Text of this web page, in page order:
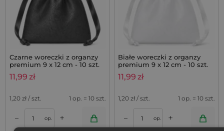
Czarne woreczki z organzy
premium 9 x 12 cm - 10 szt.
11,99 zł
1,20 zł / szt. 1 op. = 10 szt.
– op. +
Białe woreczki z organzy
premium 9 x 12 cm - 10 szt.
11,99 zł
1,20 zł / szt. 1 op. = 10 szt.
– op. +